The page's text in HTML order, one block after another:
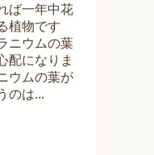
ば一年中花
植物です
ニウムの葉
配になりま
ウムの葉が
のは...